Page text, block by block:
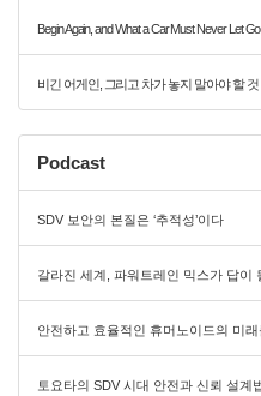
Begin Again, and What a Car Must Never Let
비긴 어게인, 그리고 차가 놓지 말아야 할 것
Podcast
SDV 보안의 본질은 ‘추적성’이다
갈라진 세계, 파워트레인 믹스가 답이
안전하고 효율적인 휴머노이드의 미
토요타의 SDV 시대 안전과 신뢰 설계